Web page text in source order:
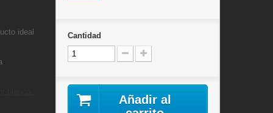
ideal
Cantidad
Añadir al